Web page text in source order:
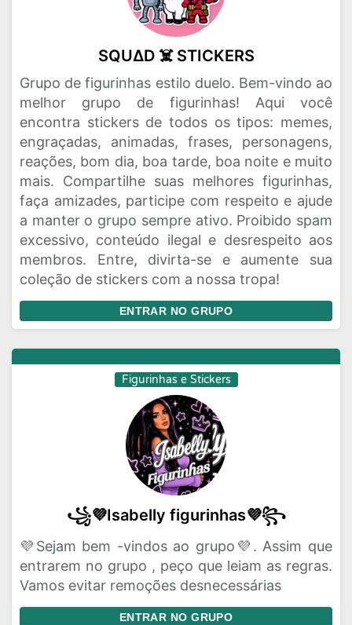
SQU∆D ☠️ STICKERS
Grupo de figurinhas estilo duelo. Bem-vindo ao
melhor grupo de figurinhas! Aqui você
encontra stickers de todos os tipos: memes,
engraçadas, animadas, frases, personagens,
reações, bom dia, boa tarde, boa noite e muito
mais. Compartilhe suas melhores figurinhas,
faça amizades, participe com respeito e ajude
a manter o grupo sempre ativo. Proibido spam
excessivo, conteúdo ilegal e desrespeito aos
membros. Entre, divirta-se e aumente sua
coleção de stickers com a nossa tropa!
ENTRAR NO GRUPO
Figurinhas e Stickers
꧁💜Isabelly figurinhas💜꧂
💜Sejam bem -vindos ao grupo💜. Assim que
entrarem no grupo , peço que leiam as regras.
Vamos evitar remoções desnecessárias
ENTRAR NO GRUPO